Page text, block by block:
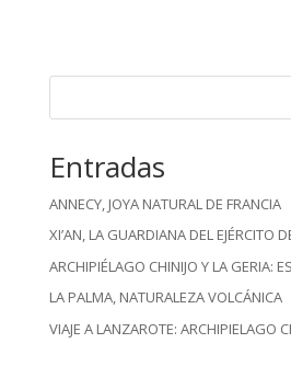
Entradas
ANNECY, JOYA NATURAL DE FRANCIA
XI’AN, LA GUARDIANA DEL EJÉRCITO
ARCHIPIÉLAGO CHINIJO Y LA GERIA:
LA PALMA, NATURALEZA VOLCÁNICA
VIAJE A LANZAROTE: ARCHIPIELAGO